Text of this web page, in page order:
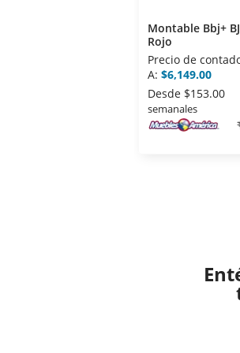
Montable Bbj+
Rojo
Precio de
A: $6,149.00
Desde $153.00
semanales